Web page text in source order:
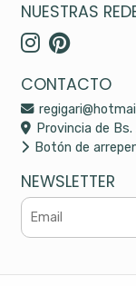
NUESTRAS
CONTACTO
Provincia de
Botón de
NEWSLETTER